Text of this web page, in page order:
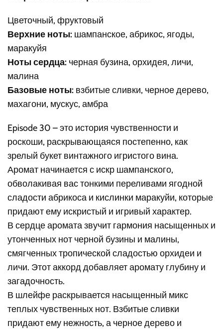
Цветочный, фруктовый
Верхние ноты: шампанское, абрикос, ягоды,
маракуйя
Ноты сердца: черная бузина, орхидея, личи,
малина
Базовые ноты: взбитые сливки, черное дерево,
махагони, мускус, амбра
Episode 30 – это история чувственности и
роскоши, раскрывающаяся постепенно, как
зрелый букет винтажного игристого вина.
Аромат начинается с искр шампанского,
обволакивая вас тонкими переливами ягодной
сладости абрикоса и кислинки маракуйи, которые
придают ему искристый и игривый характер.
В сердце аромата звучит гармония насыщенных и
утонченных нот черной бузины и малины,
смягченных тропической сладостью орхидеи и
личи. Этот аккорд добавляет аромату глубину и
загадочность.
В шлейфе раскрывается насыщенный микс
теплых чувственных нот. Взбитые сливки
придают ему нежность, а черное дерево и